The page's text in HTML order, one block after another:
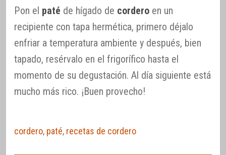
Pon el paté de hígado de cordero en un
recipiente con tapa hermética, primero déjalo
enfriar a temperatura ambiente y después, bien
tapado, resérvalo en el frigorífico hasta el
momento de su degustación. Al día siguiente está
mucho más rico. ¡Buen provecho!
cordero, paté, recetas de cordero